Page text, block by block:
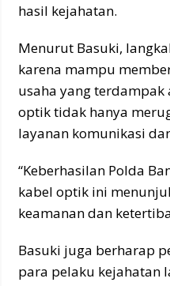
hasil kejahatan.
Menurut Basuki,
karena mampu
usaha yang
optik tidak hanya
layanan komunikasi
“Keberhasilan Polda
kabel optik ini
keamanan dan
Basuki juga berharap
para pelaku kejahatan